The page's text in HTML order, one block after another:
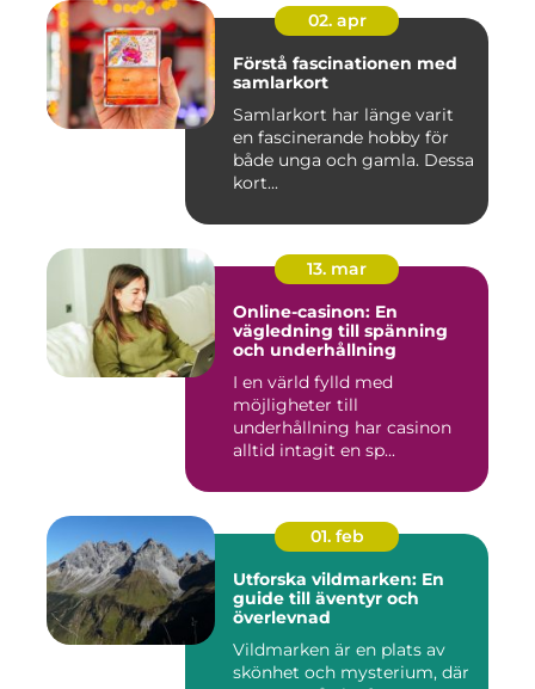
02. apr
Förstå fascinationen med
samlarkort
Samlarkort har länge varit
en fascinerande hobby för
både unga och gamla. Dessa
kort...
13. mar
Online-casinon: En
vägledning till spänning
och underhållning
I en värld fylld med
möjligheter till
underhållning har casinon
alltid intagit en sp...
01. feb
Utforska vildmarken: En
guide till äventyr och
överlevnad
Vildmarken är en plats av
skönhet och mysterium, där